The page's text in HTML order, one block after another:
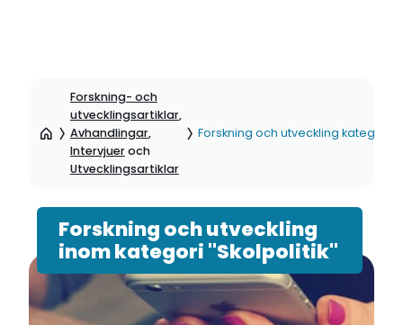
sidinnehåll
Forskning- och
utvecklingsartiklar,
Avhandlingar,
Intervjueroch
Utvecklingsartiklar
Forskning och utveckling kategori:
Forskning och utveckling
inom kategori "Skolpolitik"